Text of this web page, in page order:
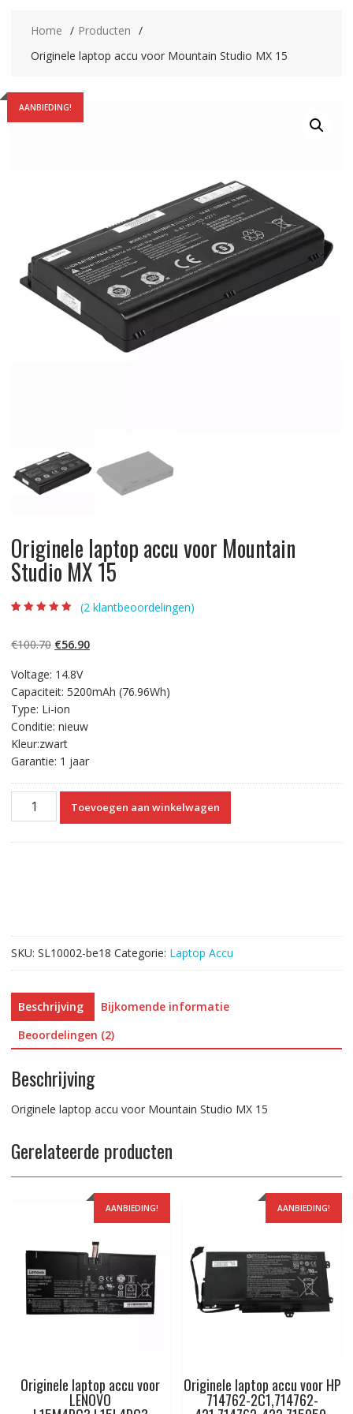
Home
Producten
Originele laptop accu voor Mountain Studio MX 15
AANBIEDING!
Originele laptop accu voor Mountain
Studio MX 15
gebaseerd op
klantbeoordelinge
(2 klantbeoordelingen)
€100.70 Oorspronkelijke
was:
€100.70.
€56.90Huidige
€56.90.
Voltage: 14.8V
Capaciteit: 5200mAh (76.96Wh)
Type: Li-ion
Conditie: nieuw
Kleur:zwart
Garantie: 1 jaar
Originele
aantal
Toevoegen aan winkelwagen
SKU: SL10002-be18 Categorie: Laptop Accu
Beschrijving
Bijkomende informatie
Beoordelingen (2)
Beschrijving
Originele laptop accu voor Mountain Studio MX 15
Gerelateerde producten
AANBIEDING!
Originele laptop accu voor
LENOVO
AANBIEDING!
Originele laptop accu voor HP
714762-2C1,714762-